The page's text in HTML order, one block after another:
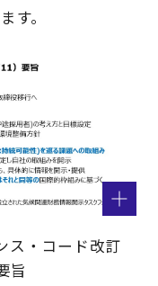
す。
ス・コード改訂
旨